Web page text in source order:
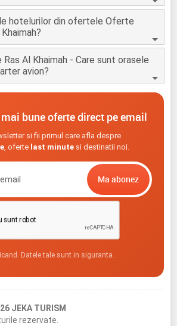
hotelurilor din ofertele Oferte
Al Khaimah - Care sunt orasele
avion?
bune oferte direct pe email
si fii primul care afla despre
, oferte last minutesi destinatii noi.
Datele tale sunt in siguranta.
JEKA TURISM
rezervate.